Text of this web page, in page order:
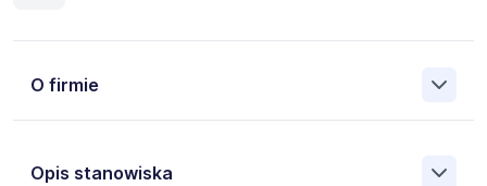
O firmie
Opis stanowiska